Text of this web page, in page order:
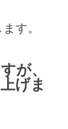
す。
が、
げま